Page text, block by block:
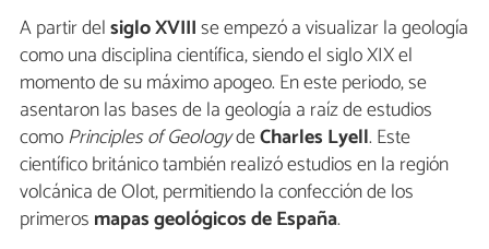
A partir delsiglo XVIIIse empezó a visualizar la geología
como una disciplina científica, siendo el siglo XIX el
momento de su máximo apogeo. En este periodo, se
asentaron las bases de la geología a raíz de estudios
comoPrinciples of GeologydeCharles Lyell. Este
científico británico también realizó estudios en la región
volcánica de Olot, permitiendo la confección de los
primeros mapas geológicos de España.